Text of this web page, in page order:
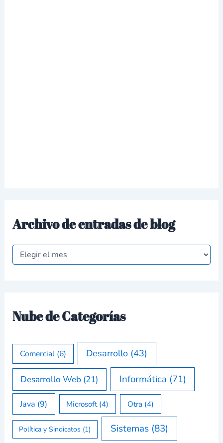
Archivo de entradas de blog
Nube de Categorías
Comercial(6) Desarrollo (43)
Desarrollo Web (21) Informática (71)
Java (9) Microsoft(4) Otra (4)
Política y Sindicatos (1) Sistemas(83)